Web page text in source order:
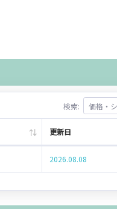
検索:
更新日
2026.08.08